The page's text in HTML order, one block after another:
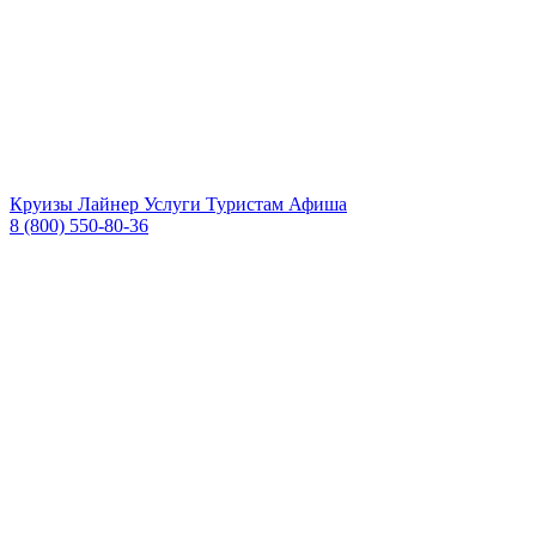
Круизы Лайнер Услуги Туристам Афиша
8 (800) 550-80-36